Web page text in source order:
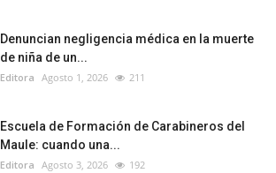
Denuncian negligencia médica en la muerte
de niña de un...
Editora Agosto 1, 2026 211
Escuela de Formación de Carabineros del
Maule: cuando una...
Editora Agosto 3, 2026 192